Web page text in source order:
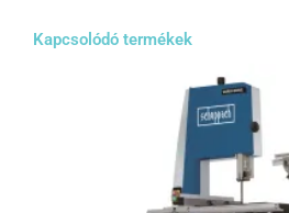
Kapcsolódó termékek